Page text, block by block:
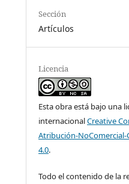
Sección
Artículos
Licencia
Esta obra está bajo una
internacionalCreative
Atribución-
4.0.
Todo el contenido de la